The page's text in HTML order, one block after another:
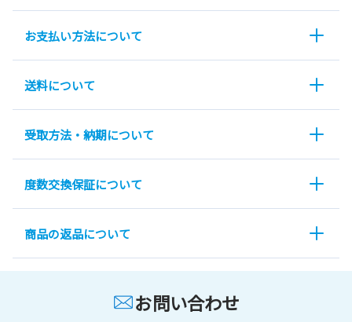
お支払い方法について
送料について
受取方法・納期について
度数交換保証について
商品の返品について
お問い合わせ